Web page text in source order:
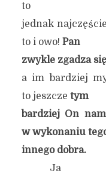
to
jednak
to i owo! Pan
zwykle zgadza
a im bardziej
to jeszcze tym
bardziej On
w wykonaniu
innego dobra.
Ja